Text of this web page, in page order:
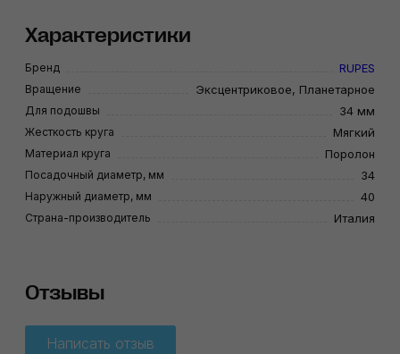
Характеристики
Бренд RUPES
Вращение Эксцентриковое, Планетарное
Для подошвы 34 мм
Жесткость круга Мягкий
Материал круга Поролон
Посадочный диаметр, мм 34
Наружный диаметр, мм 40
Страна-производитель Италия
Отзывы
Написать отзыв